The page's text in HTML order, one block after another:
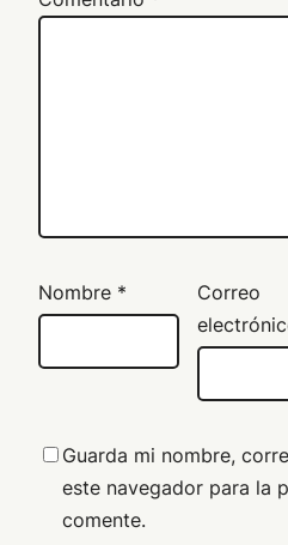
Nombre *
Correo
Guarda mi nombre,
este navegador para la
comente.